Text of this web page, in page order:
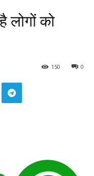
लोगों को
0
150